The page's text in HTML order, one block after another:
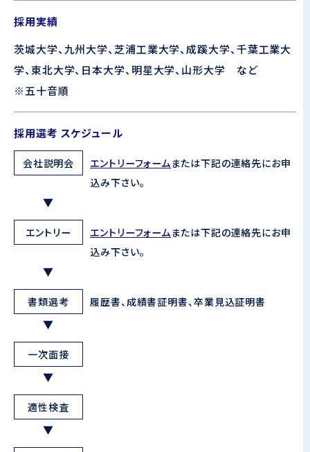
採用実績
茨城大学、九州大学、芝浦工業大学、成蹊大学、千葉工業大
学、東北大学、日本大学、明星大学、山形大学 など
※五十音順
採用選考 スケジュール
会社説明会 エントリーフォームまたは下記の連絡先にお申
込み下さい。
エントリー エントリーフォームまたは下記の連絡先にお申
込み下さい。
書類選考 履歴書、成績書証明書、卒業見込証明書
一次面接
適性検査